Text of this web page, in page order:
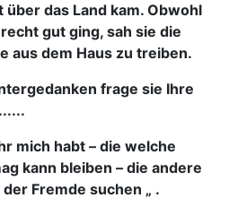
das Land kam. Obwohl
gut ging, sah sie die
aus dem Haus zu treiben.
frage sie Ihre
mich habt – die welche
kann bleiben – die andere
Fremde suchen „ .